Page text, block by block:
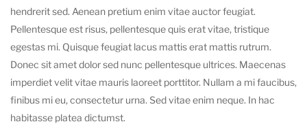
hendrerit sed. Aenean pretium enim vitae auctor feugiat.
Pellentesque est risus, pellentesque quis erat vitae, tristique
egestas mi. Quisque feugiat lacus mattis erat mattis rutrum.
Donec sit amet dolor sed nunc pellentesque ultrices. Maecenas
imperdiet velit vitae mauris laoreet porttitor. Nullam a mi faucibus,
finibus mi eu, consectetur urna. Sed vitae enim neque. In hac
habitasse platea dictumst.